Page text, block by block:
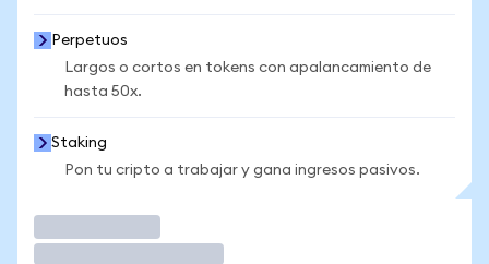
Perpetuos
Largos o cortos en tokens con apalancamiento de
hasta 50x.
Staking
Pon tu cripto a trabajar y gana ingresos pasivos.